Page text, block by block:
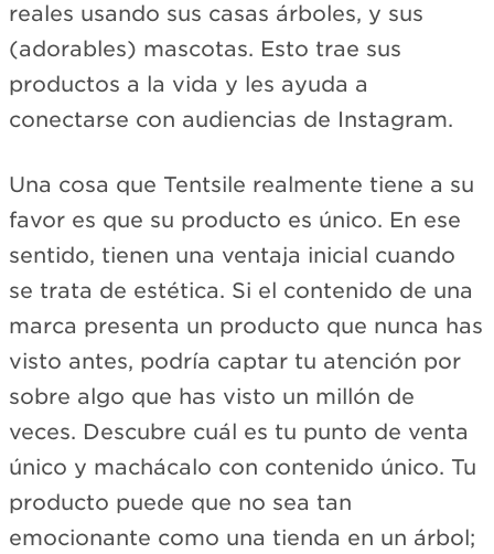
reales usando sus casas árboles, y sus
(adorables) mascotas. Esto trae sus
productos a la vida y les ayuda a
conectarse con audiencias de Instagram.
Una cosa que Tentsile realmente tiene a su
favor es que su producto es único. En ese
sentido, tienen una ventaja inicial cuando
se trata de estética. Si el contenido de una
marca presenta un producto que nunca has
visto antes, podría captar tu atención por
sobre algo que has visto un millón de
veces. Descubre cuál es tu punto de venta
único y machácalo con contenido único. Tu
producto puede que no sea tan
emocionante como una tienda en un árbol;